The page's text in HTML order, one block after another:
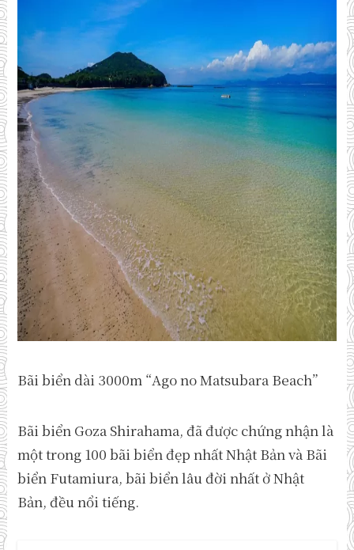
Bãi biển dài 3000m “Ago no Matsubara Beach”
Bãi biển Goza Shirahama, đã được chứng nhận là
một trong 100 bãi biển đẹp nhất Nhật Bản và Bãi
biển Futamiura, bãi biển lâu đời nhất ở Nhật
Bản, đều nổi tiếng.